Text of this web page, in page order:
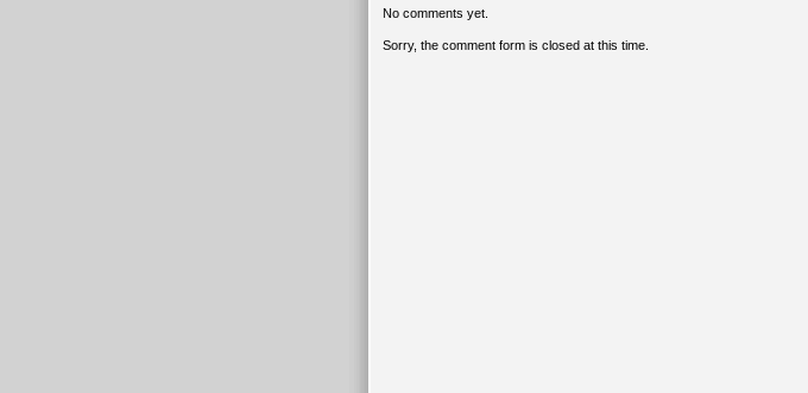
No comments yet.
Sorry, the comment form is closed at this time.